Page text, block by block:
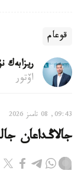
قوعام
ريزابەك
اۆتور
09:43, 08 تامىز 2026
جالاڭداعان